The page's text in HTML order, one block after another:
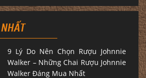
9 Lý Do Nên Chọn Rượu Johnnie
Walker – Những Chai Rượu Johnnie
Walker Đáng Mua Nhất